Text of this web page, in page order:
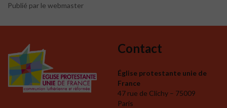
Publié par le webmaster
Contact
Église protestante unie de
France
47 rue de Clichy – 75009
Paris